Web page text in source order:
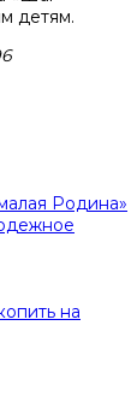
детям.
Родина»
на